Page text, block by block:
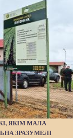
ЯКІМ МАЛА
ЗРАЗУМЕЛІ